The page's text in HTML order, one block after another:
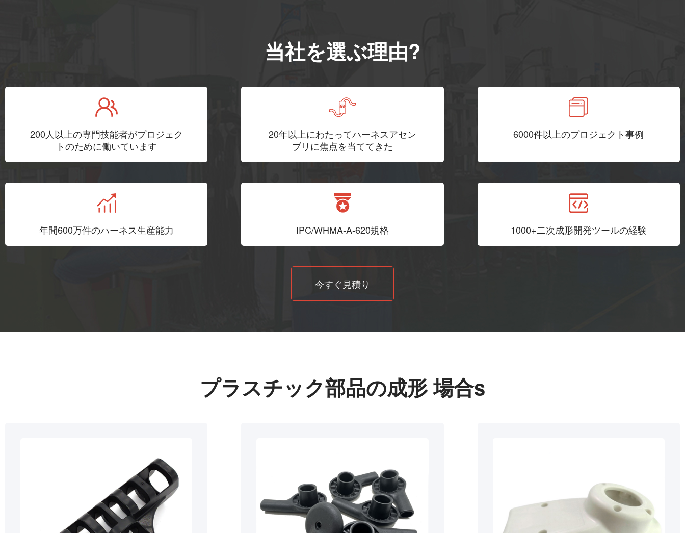
当社を選ぶ理由?
200人以上の専門技能者がプロジェク
トのために働いています
20年以上にわたってハーネスアセン
ブリに焦点を当ててきた
6000件以上のプロジェクト事例
年間600万件のハーネス生産能力 IPC/WHMA-A-620規格 1000+二次成形開発ツールの経験
今すぐ見積り
プラスチック部品の成形 場合s